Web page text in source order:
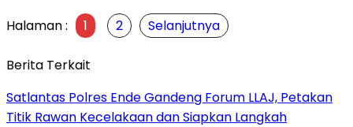
Halaman : 1 2 Selanjutnya
Berita Terkait
Satlantas Polres Ende Gandeng Forum LLAJ, Petakan
Titik Rawan Kecelakaan dan Siapkan Langkah